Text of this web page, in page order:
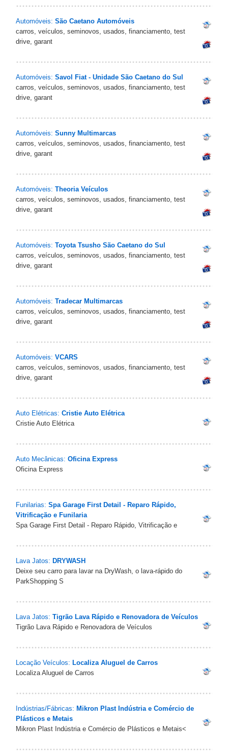
Automóveis: São Caetano Automóveis
carros, veículos, seminovos, usados, financiamento, test
drive, garant
Automóveis: Savol Fiat - Unidade São Caetano do Sul
carros, veículos, seminovos, usados, financiamento, test
drive, garant
Automóveis: Sunny Multimarcas
carros, veículos, seminovos, usados, financiamento, test
drive, garant
Automóveis: Theoria Veículos
carros, veículos, seminovos, usados, financiamento, test
drive, garant
Automóveis: Toyota Tsusho São Caetano do Sul
carros, veículos, seminovos, usados, financiamento, test
drive, garant
Automóveis: Tradecar Multimarcas
carros, veículos, seminovos, usados, financiamento, test
drive, garant
Automóveis: VCARS
carros, veículos, seminovos, usados, financiamento, test
drive, garant
Auto Elétricas: Cristie Auto Elétrica
Cristie Auto Elétrica
Auto Mecânicas: Oficina Express
Oficina Express
Funilarias: Spa Garage First Detail - Reparo Rápido,
Vitrificação e Funilaria
Spa Garage First Detail - Reparo Rápido, Vitrificação e
Lava Jatos: DRYWASH
Deixe seu carro para lavar na DryWash, o lava-rápido do
ParkShopping S
Lava Jatos: Tigrão Lava Rápido e Renovadora de Veículos
Tigrão Lava Rápido e Renovadora de Veículos
Locação Veículos: Localiza Aluguel de Carros
Localiza Aluguel de Carros
Indústrias/Fábricas: Mikron Plast Indústria e Comércio de
Plásticos e Metais
Mikron Plast Indústria e Comércio de Plásticos e Metais<